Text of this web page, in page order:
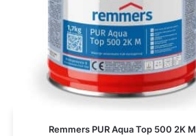
Remmers PUR Aqua Top 500 2K M